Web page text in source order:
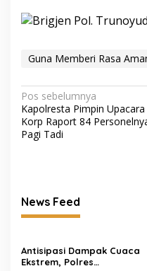
Guna Memberi Rasa
Navigasi
pos
Pos sebelumnya
‎Kapolresta Pimpin Upacara
Korp Raport 84
Pagi Tadi
News Feed
Antisipasi Dampak Cuaca
Ekstrem, Polres